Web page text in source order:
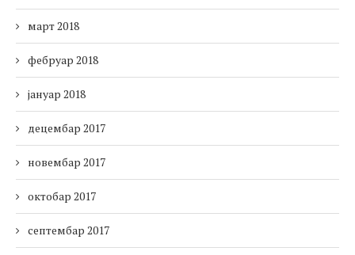
март 2018
фебруар 2018
јануар 2018
децембар 2017
новембар 2017
октобар 2017
септембар 2017